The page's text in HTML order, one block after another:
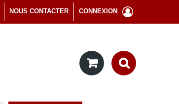
CONNEXION
NOUS CONTACTER